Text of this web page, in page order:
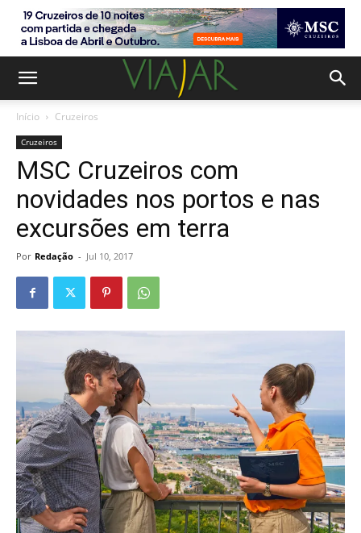
Início Cruzeiros
Cruzeiros
MSC Cruzeiros com
novidades nos portos e nas
excursões em terra
Por Redação - Jul 10, 2017